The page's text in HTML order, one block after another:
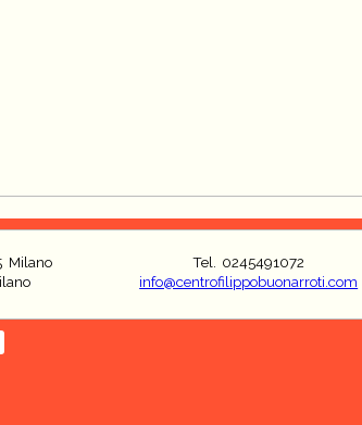
Milano
Tel. 0245491072
info@centrofilippobuonarroti.com